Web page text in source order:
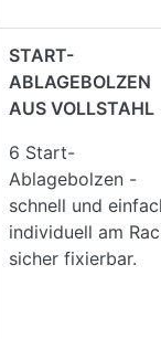
START-
ABLAGEBOLZEN
AUS VOLLSTAHL
6 Start-
Ablagebolzen -
schnell und
individuell am
sicher fixierbar.